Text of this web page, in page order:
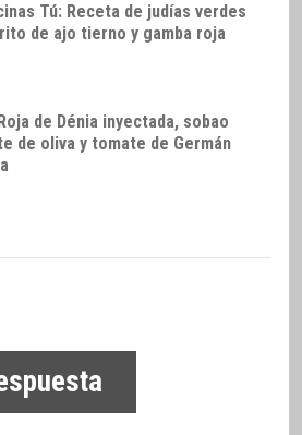
Tú: Receta de judías verdes
de ajo tierno y gamba roja
de Dénia inyectada, sobao
de oliva y tomate de Germán